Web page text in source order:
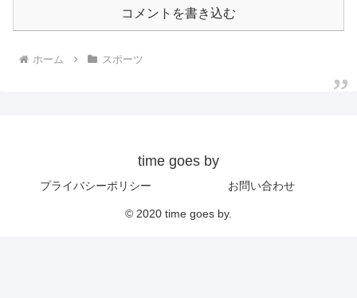
コメントを書き込む
ホーム スポーツ
time goes by
プライバシーポリシー お問い合わせ
© 2020 time goes by.